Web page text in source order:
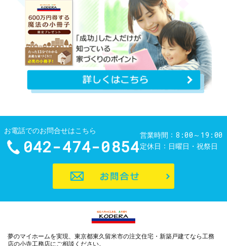
お電話でのお問合せはこちら
042-474-0854
営業時間 8:00～19:00
定休日 日曜日・祝祭日
夢のマイホームを実現、 東京都東久留米市の注文住宅・新築戸建てなら工務
店の小寺工務店にご相談ください。